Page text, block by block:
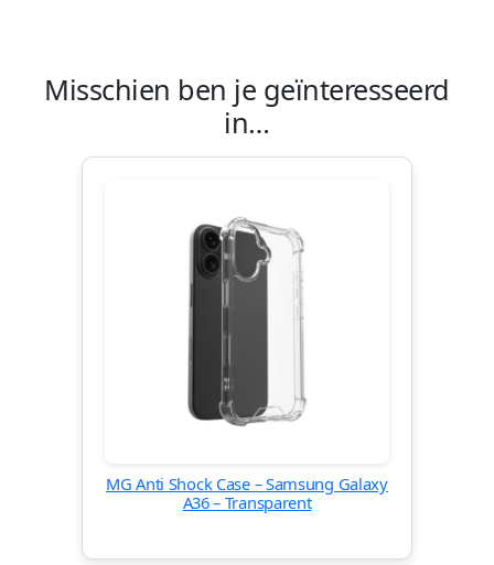
Misschien ben je geïnteresseerd
in…
MG Anti Shock Case – Samsung Galaxy
A36 – Transparent